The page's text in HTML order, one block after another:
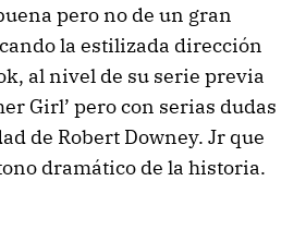
pero no de un gran
la estilizada dirección
al nivel de su serie previa
Girl’ pero con serias dudas
de Robert Downey. Jr que
dramático de la historia.